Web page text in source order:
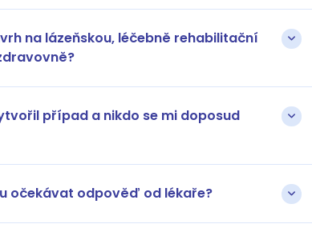
na lázeňskou, léčebně rehabilitační
případ a nikdo se mi doposud
očekávat odpověď od lékaře?